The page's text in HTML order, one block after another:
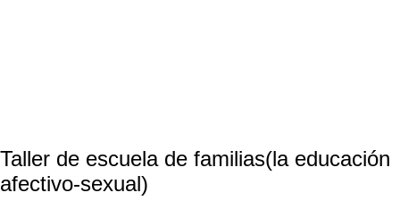
Taller de escuela de familias(la educación
afectivo-sexual)